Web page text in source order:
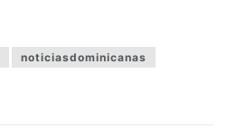
noticiasdominicanas